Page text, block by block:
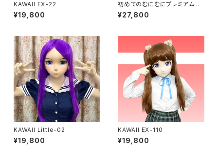
KAWAII EX-22
¥19,800
初めてのむにむにプレミアムセ
ット FRP製
¥27,800
KAWAII Little-02
¥19,800
KAWAII EX-110
¥19,800